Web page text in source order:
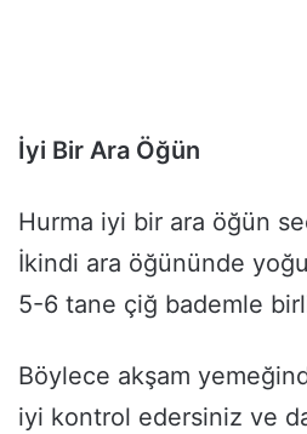
İyi Bir Ara Öğün
Hurma iyi bir ara öğün
İkindi ara öğününde
5-6 tane çiğ bademle
Böylece akşam
iyi kontrol edersiniz ve